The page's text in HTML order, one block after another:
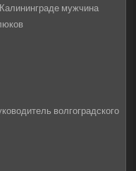
мужчина
волгоградского